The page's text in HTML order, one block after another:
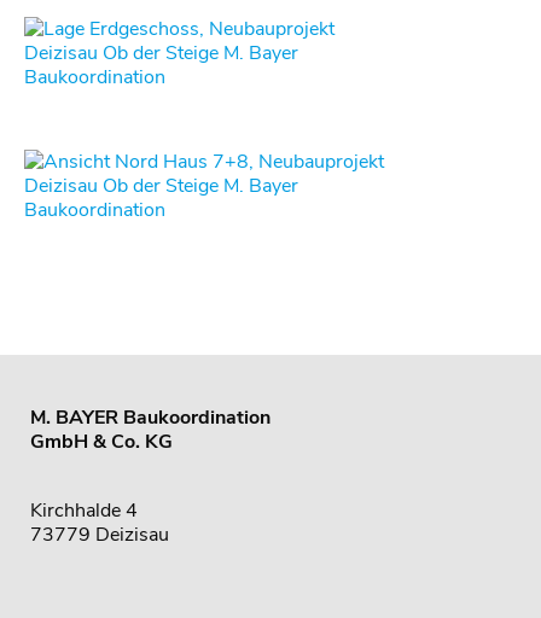
M. BAYER Baukoordination
GmbH & Co. KG
Kirchhalde 4
73779 Deizisau